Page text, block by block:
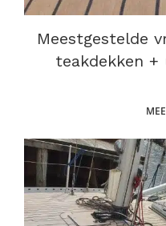
Meestgestelde
teakdekken